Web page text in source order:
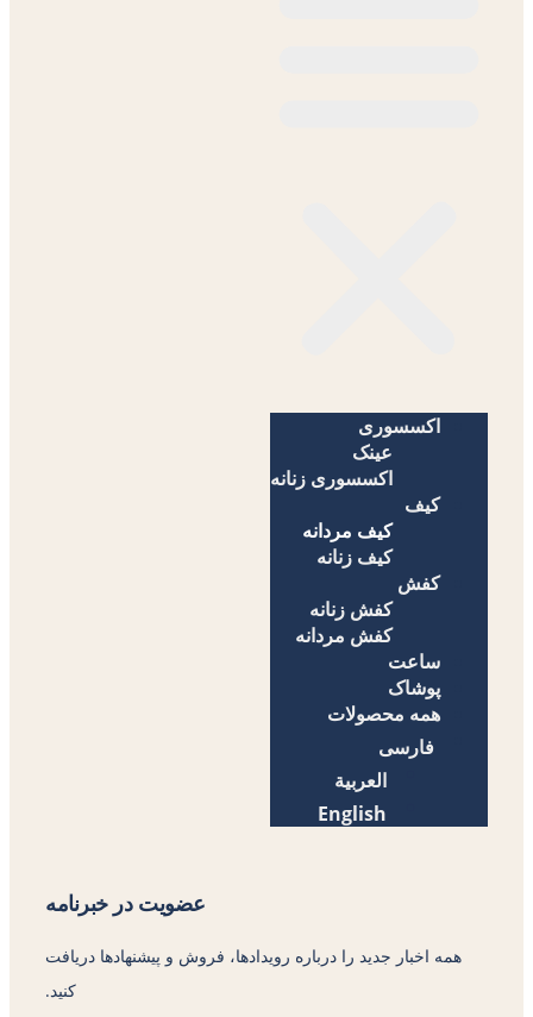
اکسسوری
عینک
اکسسوری زنانه
کیف
کیف مردانه
کیف زنانه
کفش
کفش زنانه
کفش مردانه
ساعت
پوشاک
همه محصولات
فارسی
العربية
English
عضویت در خبرنامه
همه اخبار جدید را درباره رویدادها، فروش و پیشنهادها دریافت
کنید.